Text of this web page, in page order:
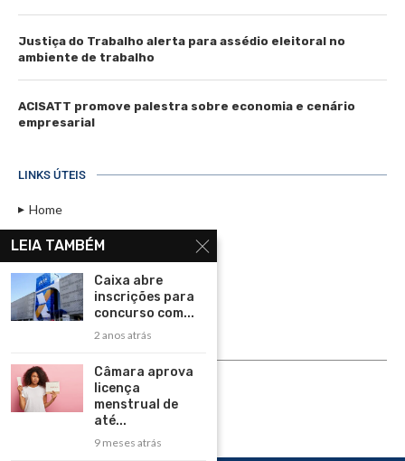
Justiça do Trabalho alerta para assédio eleitoral no
ambiente de trabalho
ACISATT promove palestra sobre economia e cenário
empresarial
LINKS ÚTEIS
Home
Assinar
Contato
Política de Privacidade
Rádio Maristela - Ao Vivo
ASSINE
LEIA TAMBÉM
Caixa abre
inscrições para
concurso com...
2 anos atrás
Câmara aprova
licença
menstrual de
até...
9 meses atrás